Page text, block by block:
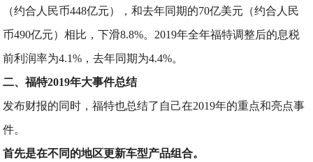
（约合人民币448亿元），和去年同期的70亿美元（约合人民
币490亿元）相比，下滑8.8%。2019年全年福特调整后的息税
前利润率为4.1%，去年同期为4.4%。
二、福特2019年大事件总结
发布财报的同时，福特也总结了自己在2019年的重点和亮点事
件。
首先是在不同的地区更新车型产品组合。